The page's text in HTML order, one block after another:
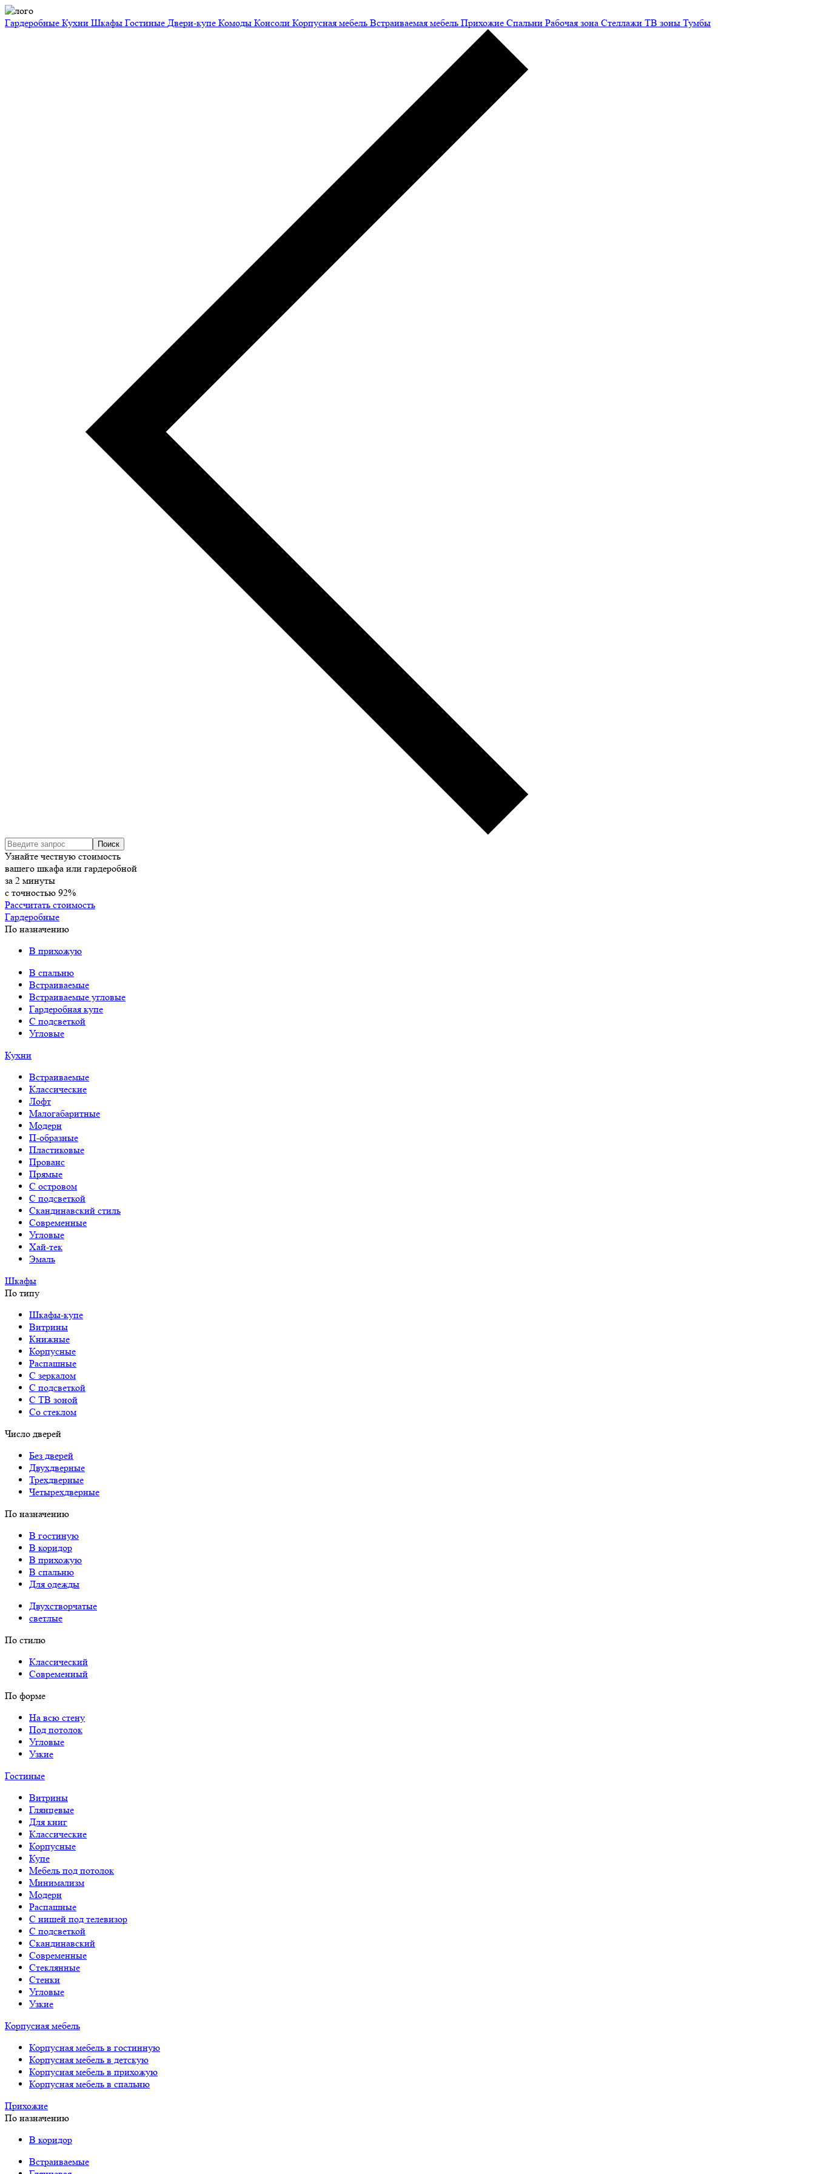
Гардеробные Кухни Шкафы Гостиные Двери-купе Комоды Консоли Корпусная мебель Встраиваемая мебель Прихожие Спальни Рабочая зона Стеллажи ТВ зоны Тумбы
Узнайте честную стоимость
вашего шкафа или гардеробной
за 2 минуты
с точностью 92%
Рассчитать стоимость
Гардеробные
По назначению
В прихожую
В спальню
Встраиваемые
Встраиваемые угловые
Гардеробная купе
С подсветкой
Угловые
Кухни
Встраиваемые
Классические
Лофт
Малогабаритные
Модерн
П-образные
Пластиковые
Прованс
Прямые
С островом
С подсветкой
Скандинавский стиль
Современные
Угловые
Хай-тек
Эмаль
Шкафы
По типу
Шкафы-купе
Витрины
Книжные
Корпусные
Распашные
С зеркалом
С подсветкой
С ТВ зоной
Со стеклом
Число дверей
Без дверей
Двухдверные
Трехдверные
Четырехдверные
По назначению
В гостиную
В коридор
В прихожую
В спальню
Для одежды
Двухстворчатые
светлые
По стилю
Классический
Современный
По форме
На всю стену
Под потолок
Угловые
Узкие
Гостиные
Витрины
Глянцевые
Для книг
Классические
Корпусные
Купе
Мебель под потолок
Минимализм
Модерн
Распашные
С нишей под телевизор
С подсветкой
Скандинавский
Современные
Стеклянные
Стенки
Угловые
Узкие
Корпусная мебель
Корпусная мебель в гостинную
Корпусная мебель в детскую
Корпусная мебель в прихожую
Корпусная мебель в спальню
Прихожие
По назначению
В коридор
Встраиваемые